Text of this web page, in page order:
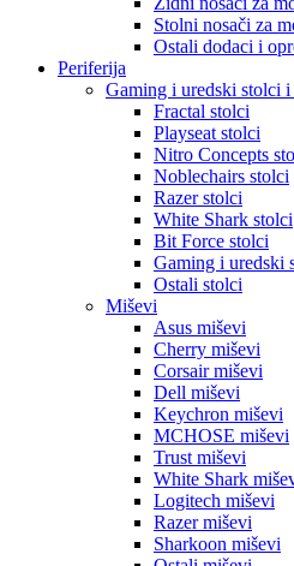
Stolni nosači za
Ostali dodaci i
Periferija
Gaming i uredski stolci
Fractal stolci
Playseat stolci
Nitro Concepts
Noblechairs stolci
Razer stolci
White Shark stolci
Bit Force stolci
Gaming i uredski
Ostali stolci
Miševi
Asus miševi
Cherry miševi
Corsair miševi
Dell miševi
Keychron miševi
MCHOSE miševi
Trust miševi
White Shark
Logitech miševi
Razer miševi
Sharkoon miševi